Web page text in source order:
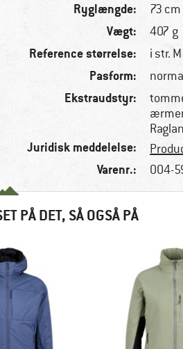
Ryglængde: 73 cm
Vægt: 407 g
Reference størrelse: i str. M
Pasform:
Ekstraudstyr:
Juridisk meddelelse:
Varenr.: 004-
PÅ DET, SÅ OGSÅ PÅ